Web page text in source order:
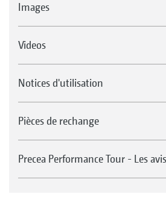
Images
Videos
Notices d'utilisation
Pièces de rechange
Precea Performance Tour - Les